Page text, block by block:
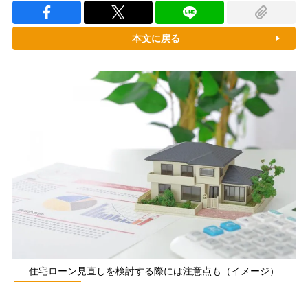
本文に戻る
住宅ローン見直しを検討する際には注意点も（イメージ）